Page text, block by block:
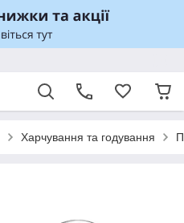
Харчування та годування